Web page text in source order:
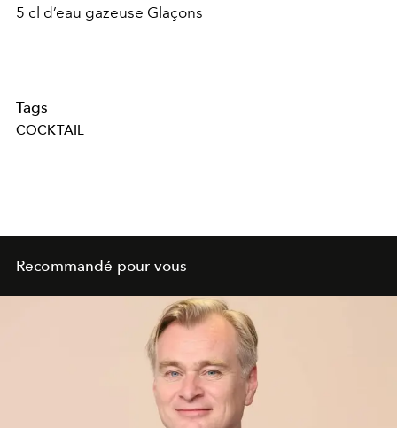
5 cl d’eau gazeuse Glaçons
Tags
COCKTAIL
Recommandé pour vous